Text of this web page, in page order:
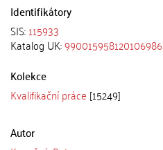
Identifikátory
SIS:115933
Katalog UK:990015958120106986
Kolekce
Kvalifikační práce [15249]
Autor